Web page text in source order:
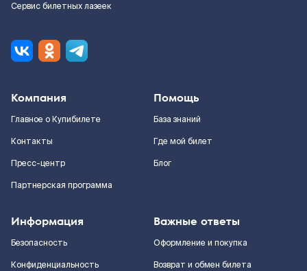
Сервис билетных лазеек
Компания
Главное о Купибилете
Контакты
Пресс-центр
Партнерская программа
Помощь
База знаний
Где мой билет
Блог
Информация
Безопасность
Конфиденциальность
Важные ответы
Оформление и покупка
Возврат и обмен билета